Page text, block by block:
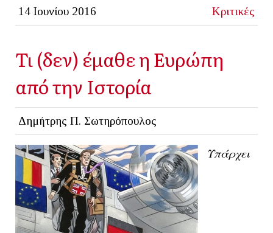
14 Ιουνίου 2016 Κριτικές
Τι (δεν) έμαθε η Ευρώπη
από την Ιστορία
Δημήτρης Π. Σωτηρόπουλος
Υπάρχει